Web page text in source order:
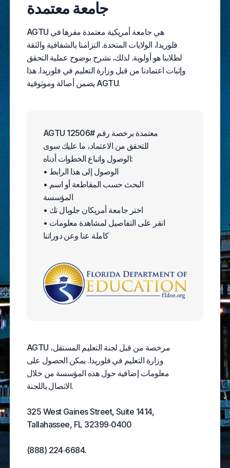
جامعة معتمدة
AGTU هي جامعة أمريكية معتمدة مقرها في
فلوريدا، الولايات المتحدة. التزامنا بالشفافية والثقة
لطلابنا هو أولوية. لذلك، نشرح بوضوح عملية التحقق
وإثبات اعتمادنا من قبل وزارة التعليم في فلوريدا. هذا
يضمن أصالة وموثوقية AGTU.
AGTU معتمدة برخصة رقم #12506
للتحقق من الاعتماد، ما عليك سوى
الوصول واتباع الخطوات أدناه:
• الوصول إلى هذا الرابط
• البحث حسب المقاطعة أو اسم
المؤسسة
• اختر جامعة أمريكان جلوبال تك
• انقر على التفاصيل لمشاهدة معلومات
كاملة عنا وعن دوراتنا
AGTU مرخصة من قبل لجنة التعليم المستقل،
وزارة التعليم في فلوريدا. يمكن الحصول على
معلومات إضافية حول هذه المؤسسة من خلال
الاتصال باللجنة.
325 West Gaines Street, Suite 1414,
Tallahassee, FL 32399‑0400
(888) 224‑6684.